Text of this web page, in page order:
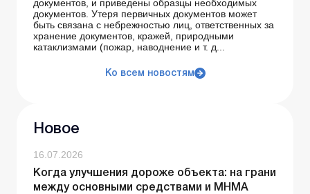
документов, и приведены образцы необходимых
документов. Утеря первичных документов может
быть связана с небрежностью лиц, ответственных за
хранение документов, кражей, природными
катаклизмами (пожар, наводнение и т. д...
Ко всем новостям
Новое
16.07.2026
Когда улучшения дороже объекта: на грани
между основными средствами и МНМА